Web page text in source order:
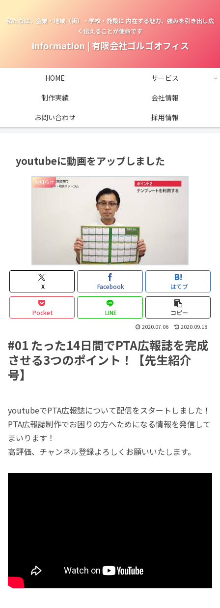
私たちは、企業・地域（街）・学校・施設に 内在する魅力、強みを引き出し広
く伝えることが使命です
Information | 有限会社ゴルゴオフィス
HOME
サービス
制作実績
会社情報
お問い合わせ
採用情報
youtubeに動画をアップしました
お知らせ
X Facebook はてブ
Pocket LINE コピー
2020.07.06 2020.09.18
#01 たった14日間でPTA広報誌を完成
させる3つのポイント！【先生紹介
号】
youtubeでPTA広報誌について配信をスタートしました！
PTA広報誌制作でお困りの方へためになる情報を発信して
まいります！
高評価、チャンネル登録よろしくお願いいたします。